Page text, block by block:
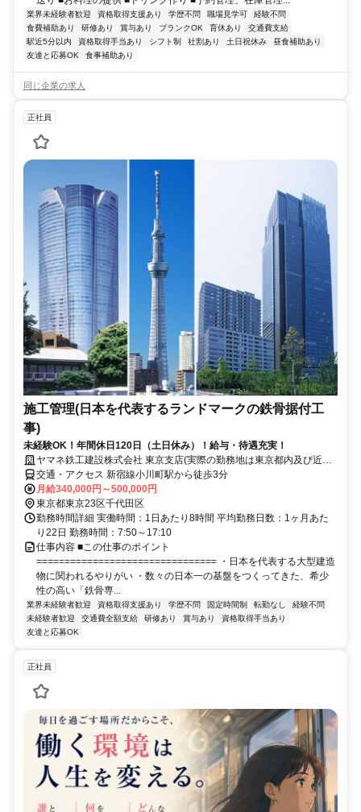
業界未経験者歓迎 資格取得支援あり 学歴不問 職場見学可
経験不問
食費補助あり
研修あり 賞与あり ブランクOK 育休あり
交通費支給
駅近5分以内
資格取得手当あり シフト制 社割あり 土日祝休み
昼食補助あり
友達と応募OK
食事補助あり
同じ企業の求人
正社員
施工管理(日本を代表するランドマークの鉄骨据付工
事)
未経験OK！年間休日120日（土日休み）！給与・待遇充実！
ヤマネ鉄工建設株式会社 東京支店(実際の勤務地は東京都内及び近郊
の工事現場となります。直行直帰で東京支店への出社義務はありませ
ん))
交通・アクセス 新宿線小川町駅から徒歩3分
月給340,000円～500,000円
東京都東京23区千代田区
勤務時間詳細 実働時間：1日あたり8時間 平均勤務日数：1ヶ月あた
り22日 勤務時間：7:50～17:10
仕事内容 ■この仕事のポイント
================================ ・日本を代表する大型建造
物に関われるやりがい ・数々の日本一の基盤をつくってきた、希少
性の高い「鉄骨専...
業界未経験者歓迎 資格取得支援あり 学歴不問 固定時間制 転勤なし
経験不問
未経験者歓迎
交通費全額支給 研修あり 賞与あり
資格取得手当あり
友達と応募OK
正社員